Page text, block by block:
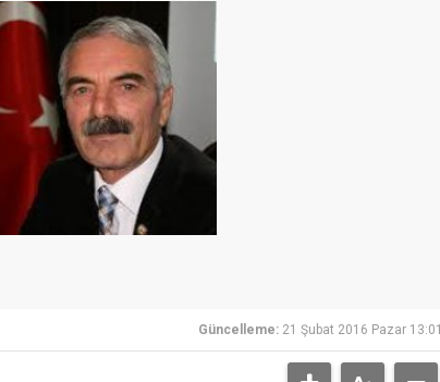
Güncelleme: 21 Şubat 2016 Pazar 13:01